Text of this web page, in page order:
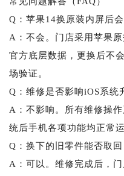
Q：苹果14换原装内屏后
A：不会。门店采用苹果
官方底层数据，更换后不
场验证。
Q：维修是否影响iOS系统
A：不影响。所有维修操
统后手机各项功能均正常运
Q：换下的旧零件能否取回
A：可以。维修完成后，